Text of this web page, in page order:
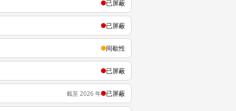
已屏蔽
已屏蔽
间歇性
已屏蔽
截至 2026 年 已屏蔽